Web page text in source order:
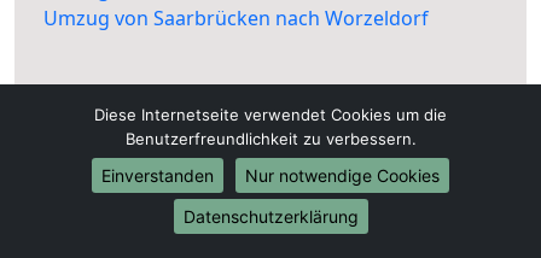
Umzug von Saarbrücken nach Worzeldorf
Umzugsfirma-Saarbrücken.de
Diese Internetseite verwendet Cookies um die
Benutzerfreundlichkeit zu verbessern.
Einverstanden
Nur notwendige Cookies
Datenschutzerklärung